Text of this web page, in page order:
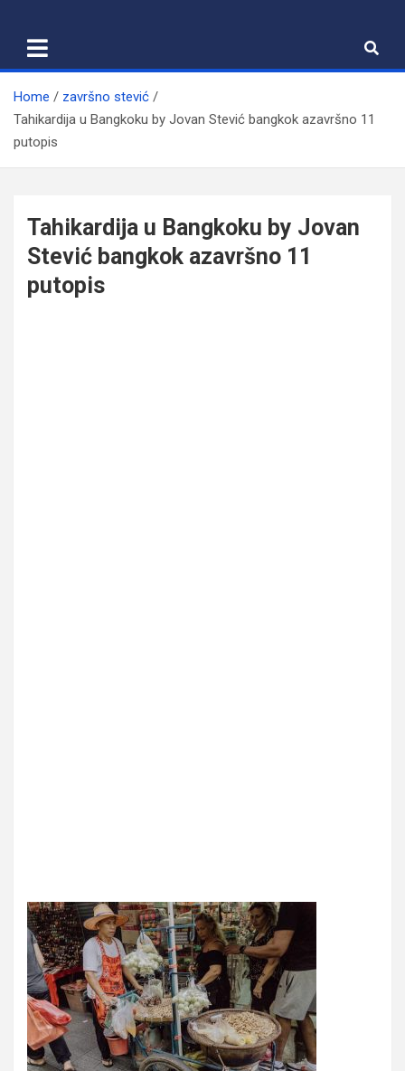
content
Home
završno stević
Tahikardija u Bangkoku by Jovan Stević bangkok azavršno 11
putopis
Tahikardija u Bangkoku by Jovan
Stević bangkok azavršno 11
putopis